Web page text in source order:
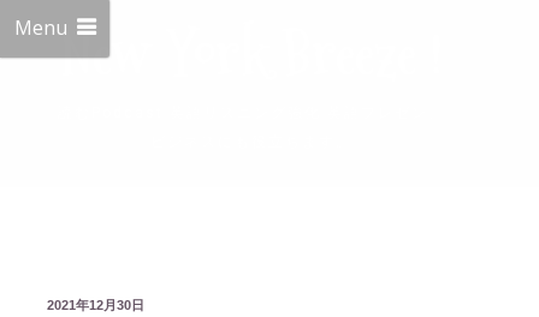
New York Breeze !
Menu
2021年12月30日